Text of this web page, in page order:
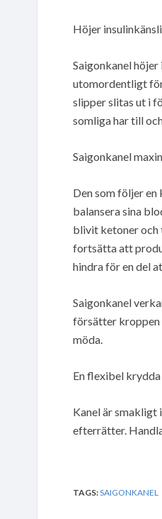
Höjer
Saigonkanel
utomordentligt
slipper slitas ut i
somliga har till
Saigonkanel
Den som följer
balansera sina
blivit ketoner och
fortsätta att
hindra för en del
Saigonkanel
försätter kroppen
möda.
En flexibel krydda
Kanel är
efterrätter.
TAGS:SAIGONKANEL